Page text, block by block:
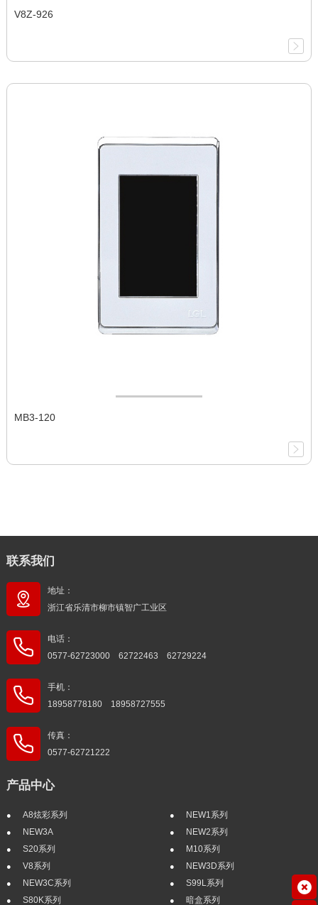
V8Z-926
MB3-120
联系我们
地址：
浙江省乐清市柳市镇智广工业区
电话：
0577-62723000 62722463 62729224
手机：
18958778180 18958727555
传真：
0577-62721222
产品中心
A8炫彩系列
NEW1系列
NEW3A
NEW2系列
S20系列
M10系列
V8系列
NEW3D系列
NEW3C系列
S99L系列
S80K系列
暗盒系列